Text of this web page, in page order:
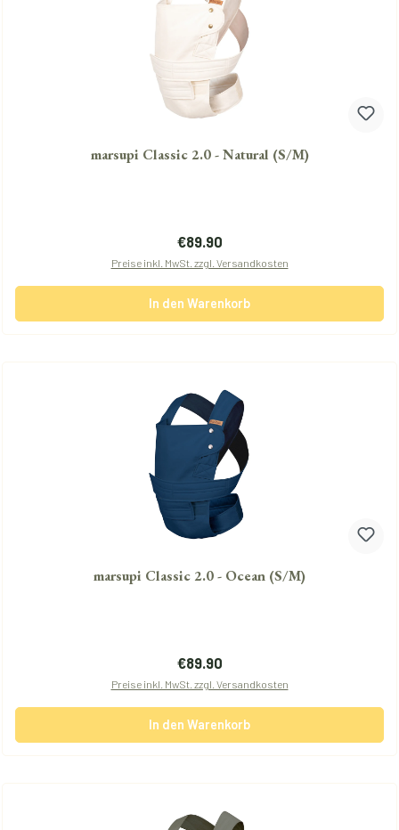
marsupi Classic 2.0 - Natural (S/M)
Regulärer Preis:
€89.90
Preise inkl. MwSt. zzgl. Versandkosten
In den Warenkorb
marsupi Classic 2.0 - Ocean (S/M)
Regulärer Preis:
€89.90
Preise inkl. MwSt. zzgl. Versandkosten
In den Warenkorb